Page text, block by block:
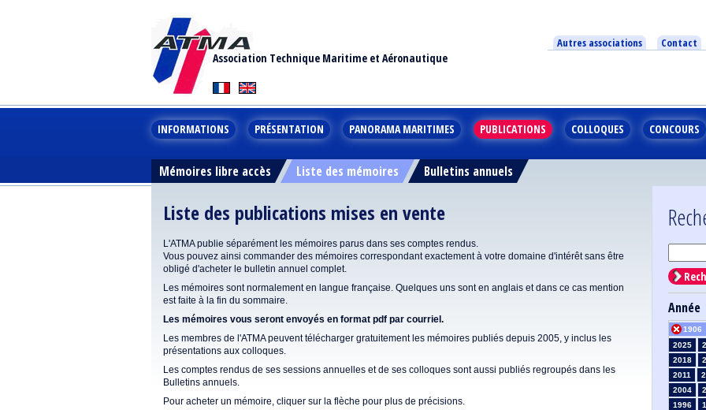
Association Technique Maritime et Aéronautique
Autres associations Contact
INFORMATIONS PRÉSENTATION PANORAMA MARITIMES PUBLICATIONS COLLOQUES CONCOURS
Mémoires libre accès Liste des mémoires Bulletins annuels
Liste des publications mises en vente
L'ATMA publie séparément les mémoires parus dans ses comptes rendus.
Vous pouvez ainsi commander des mémoires correspondant exactement à votre domaine d'intérêt sans être
obligé d'acheter le bulletin annuel complet.
Les mémoires sont normalement en langue française. Quelques uns sont en anglais et dans ce cas mention
est faite à la fin du sommaire.
Les mémoires vous seront envoyés en format pdf par courriel.
Les membres de l'ATMA peuvent télécharger gratuitement les mémoires publiés depuis 2005, y inclus les
présentations aux colloques.
Les comptes rendus de ses sessions annuelles et de ses colloques sont aussi publiés regroupés dans les
Bulletins annuels.
Pour acheter un mémoire, cliquer sur la flèche pour plus de précisions.
Année
2025
2018
2011
2004
1996
1906